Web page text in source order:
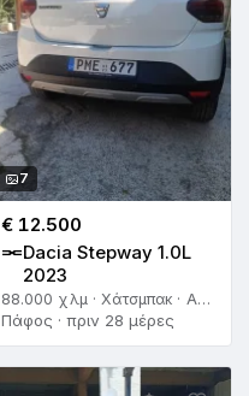
7
€ 12.500
Dacia Stepway 1.0L
2023
88.000 χλμ · Χάτσμπακ · Αυτόματο
Πάφος · πριν 28 μέρες